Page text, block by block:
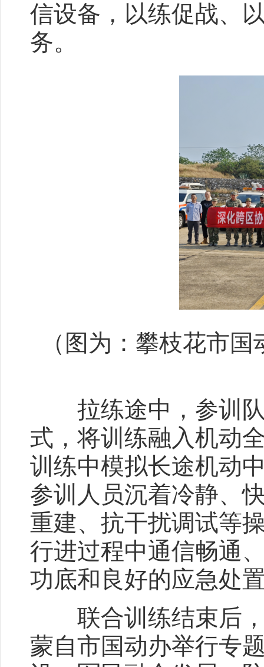
信设备，以练促战、
务。
（图为：攀枝花市
拉练途中，参训队
式，将训练融入机动
训练中模拟长途机动
参训人员沉着冷静、
重建、抗干扰调试等
行进过程中通信畅通
功底和良好的应急处
联合训练结束后，
蒙自市国动办举行专